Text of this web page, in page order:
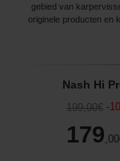
gebied van
originele producten en
Nash Hi
199,00€ -10
179 ,00